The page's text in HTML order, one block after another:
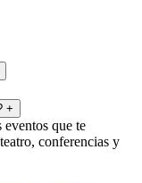
+
que te
conferencias y